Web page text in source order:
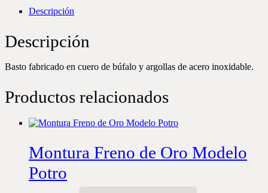
Descripción
Descripción
Basto fabricado en cuero de búfalo y argollas de acero inoxidable.
Productos relacionados
Montura Freno de Oro Modelo
Potro